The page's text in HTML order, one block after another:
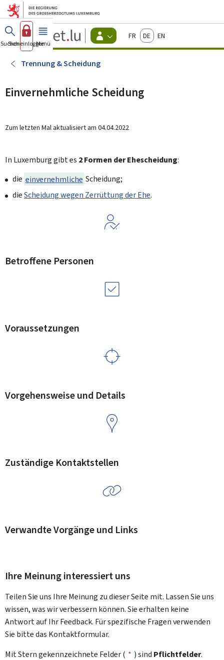
Zum Hauptmenü
Zum Inhalt
Guichet.lu
Changer
d'espace
actif
FrançaisDeutschEnglish
Suchen
Sich einloggen
Menü Haupt-
Trennung & Scheidung
Einvernehmliche Scheidung
Zum letzten Mal aktualisiert am 04.04.2022
In Luxemburg gibt es 2 Formen der Ehescheidung:
die einvernehmliche Scheidung;
dieScheidung wegen Zerrüttung der Ehe.
Betroffene Personen
Voraussetzungen
Vorgehensweise und Details
Zuständige Kontaktstellen
Verwandte Vorgänge und Links
Ihre Meinung interessiert uns
Teilen Sie uns Ihre Meinung zu dieser Seite mit. Lassen Sie uns
wissen, was wir verbessern können. Sie erhalten keine
Antwort auf Ihr Feedback. Für spezifische Fragen verwenden
Sie bitte das Kontaktformular.
Mit Stern gekennzeichnete Felder ( * ) sind Pflichtfelder.